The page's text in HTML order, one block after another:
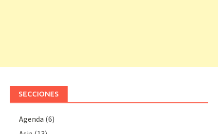
SECCIONES
Agenda (6)